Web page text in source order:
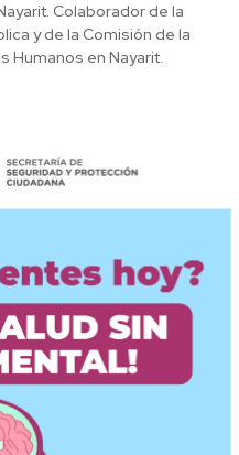
Colaborador de la
y de la Comisión de la
Humanos en Nayarit.